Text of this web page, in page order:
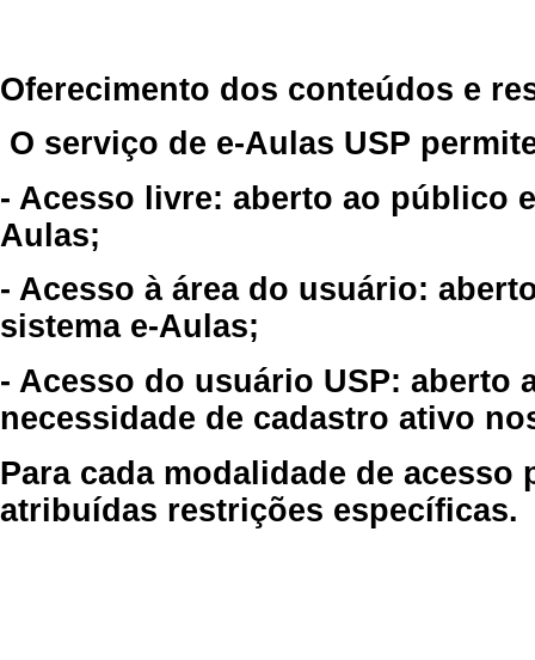
Oferecimento dos conteúdos e
O serviço de e-Aulas USP
- Acesso livre: aberto ao público
Aulas;
- Acesso à área do usuário:
sistema e-Aulas;
- Acesso do usuário USP: aberto
necessidade de cadastro ativo
Para cada modalidade de
atribuídas restrições específicas.